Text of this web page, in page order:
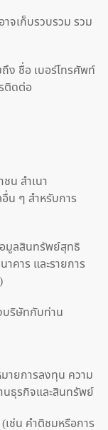
จเก็บรวบรวม รวม
ง ชื่อ เบอร์โทรศัพท์
ติดต่อ
น สำเนา
น ๆ สำหรับการ
อมูลสินทรัพย์สุทธิ
คาร และรายการ
บริษัทกับท่าน
ายการลงทุน ความ
นธุรกิจและสินทรัพย์
ช่น คำติชมหรือการ